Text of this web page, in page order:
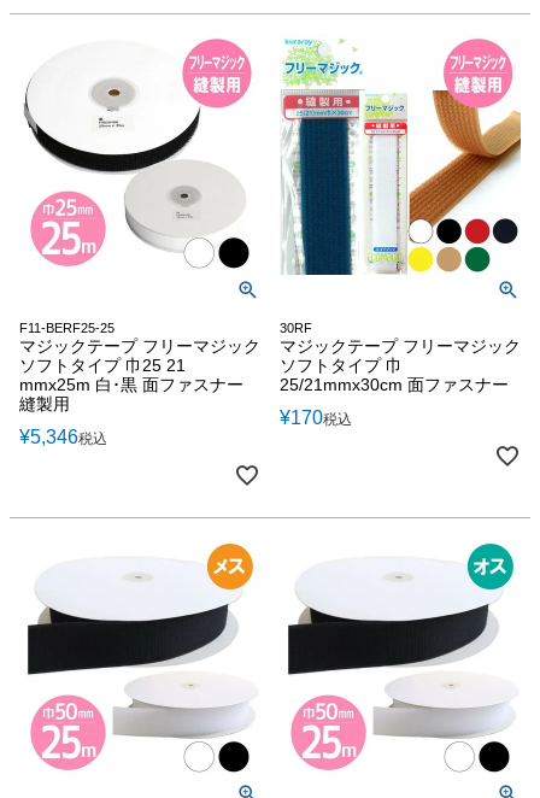
F11-BERF25-25
マジックテープ フリーマジック
ソフトタイプ 巾25 21
mmx25m 白･黒 面ファスナー
縫製用
¥5,346税込
30RF
マジックテープ フリーマジック
ソフトタイプ 巾
25/21mmx30cm 面ファスナー
¥170税込